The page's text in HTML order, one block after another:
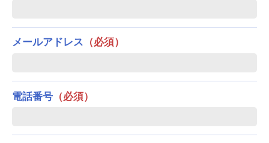
メールアドレス （必須）
電話番号 （必須）